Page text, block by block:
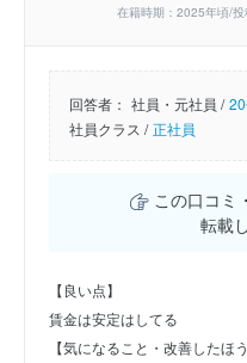
在籍時期：2025年頃/
回答者： 社員・元社員 /
社員クラス / 正社員
この口コミ
転載
【良い点】
賃金は安定はしてる
【気になること・改善したほ